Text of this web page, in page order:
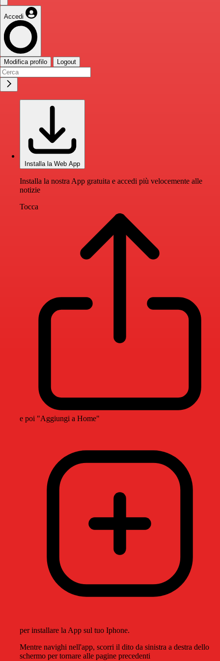
Accedi
Modifica profilo Logout
Installa la Web App
Installa la nostra App gratuita e accedi più velocemente alle
notizie
Tocca
e poi "Aggiungi a Home"
per installare la App sul tuo Iphone.
Mentre navighi nell'app, scorri il dito da sinistra a destra dello
schermo per tornare alle pagine precedenti